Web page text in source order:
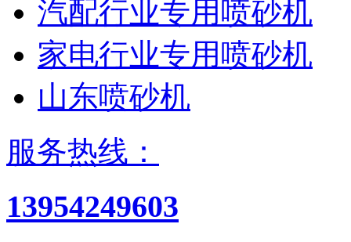
汽配行业专用喷砂机
家电行业专用喷砂机
山东喷砂机
服务热线：
13954249603